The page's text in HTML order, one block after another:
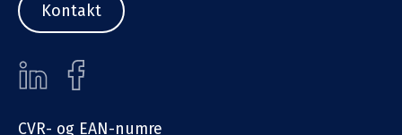
Kontakt
CVR- og EAN-numre